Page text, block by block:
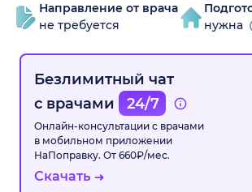
Направление от врача
не требуется
нужна
Безлимитный чат
с врачами
24/7
Онлайн-консультации с врачами
в мобильном приложении
НаПоправку. От 660₽/мес.
Скачать